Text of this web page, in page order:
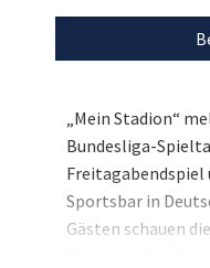
„Mein Stadion“
Bundesliga-
Freitagabendspiel
Sportsbar in
Gästen schauen
Rann und Ulli